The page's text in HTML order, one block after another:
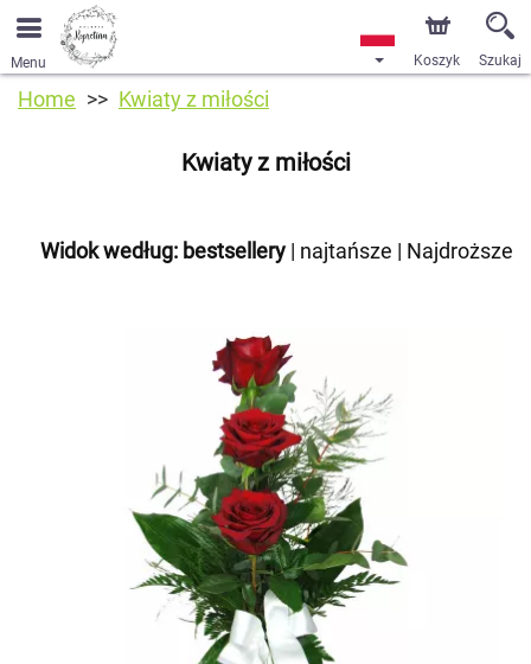
Menu Koszyk Szukaj
Home Kwiaty z miłości
Kwiaty z miłości
Widok według: bestsellery | najtańsze | Najdroższe